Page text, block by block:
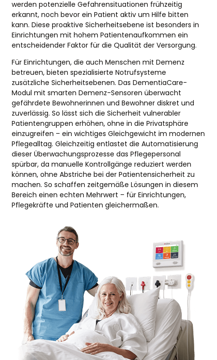
werden potenzielle Gefahrensituationen frühzeitig
erkannt, noch bevor ein Patient aktiv um Hilfe bitten
kann. Diese proaktive Sicherheitsebene ist besonders in
Einrichtungen mit hohem Patientenaufkommen ein
entscheidender Faktor für die Qualität der Versorgung.
Für Einrichtungen, die auch Menschen mit Demenz
betreuen, bieten spezialisierte Notrufsysteme
zusätzliche Sicherheitsebenen. Das DementiaCare-
Modul mit smarten Demenz-Sensoren überwacht
gefährdete Bewohnerinnen und Bewohner diskret und
zuverlässig. So lässt sich die Sicherheit vulnerabler
Patientengruppen erhöhen, ohne in die Privatsphäre
einzugreifen – ein wichtiges Gleichgewicht im modernen
Pflegealltag. Gleichzeitig entlastet die Automatisierung
dieser Überwachungsprozesse das Pflegepersonal
spürbar, da manuelle Kontrollgänge reduziert werden
können, ohne Abstriche bei der Patientensicherheit zu
machen. So schaffen zeitgemäße Lösungen in diesem
Bereich einen echten Mehrwert – für Einrichtungen,
Pflegekräfte und Patienten gleichermaßen.